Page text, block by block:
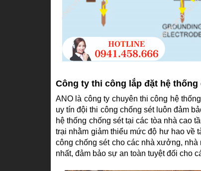
Công ty thi công lắp đặt hệ
ANO là công ty chuyên thi công hệ
uy tín đội thi công chống sét luôn đảm
hệ thống chống sét tại các tòa nhà cao
trại nhằm giảm thiểu mức độ hư hao về
công chống sét cho các nhà xưởng,
nhất, đảm bảo sự an toàn tuyệt đối cho